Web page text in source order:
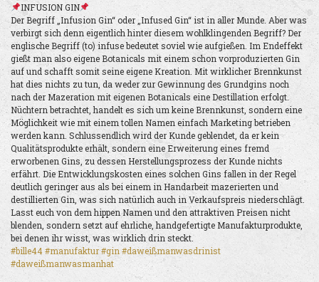
INFUSION GIN
Der Begriff „Infusion Gin“ oder „Infused Gin“ ist in aller Munde. Aber was
verbirgt sich denn eigentlich hinter diesem wohlklingenden Begriff? Der
englische Begriff (to) infuse bedeutet soviel wie aufgießen. Im Endeffekt
gießt man also eigene Botanicals mit einem schon vorproduzierten Gin
auf und schafft somit seine eigene Kreation. Mit wirklicher Brennkunst
hat dies nichts zu tun, da weder zur Gewinnung des Grundgins noch
nach der Mazeration mit eigenen Botanicals eine Destillation erfolgt.
Nüchtern betrachtet, handelt es sich um keine Brennkunst, sondern eine
Möglichkeit wie mit einem tollen Namen einfach Marketing betrieben
werden kann. Schlussendlich wird der Kunde geblendet, da er kein
Qualitätsprodukte erhält, sondern eine Erweiterung eines fremd
erworbenen Gins, zu dessen Herstellungsprozess der Kunde nichts
erfährt. Die Entwicklungskosten eines solchen Gins fallen in der Regel
deutlich geringer aus als bei einem in Handarbeit mazerierten und
destillierten Gin, was sich natürlich auch in Verkaufspreis niederschlägt.
Lasst euch von dem hippen Namen und den attraktiven Preisen nicht
blenden, sondern setzt auf ehrliche, handgefertigte Manufakturprodukte,
bei denen ihr wisst, was wirklich drin steckt.
#bille44#manufaktur#gin #daweißmanwasdrinist
#daweißmanwasmanhat